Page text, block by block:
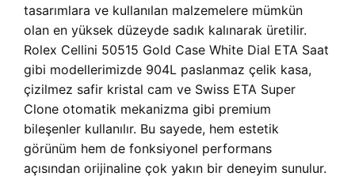
tasarımlara ve kullanılan malzemelere mümkün
olan en yüksek düzeyde sadık kalınarak üretilir.
Rolex Cellini 50515 Gold Case White Dial ETA Saat
gibi modellerimizde 904L paslanmaz çelik kasa,
çizilmez safir kristal cam ve Swiss ETA Super
Clone otomatik mekanizma gibi premium
bileşenler kullanılır. Bu sayede, hem estetik
görünüm hem de fonksiyonel performans
açısından orijinaline çok yakın bir deneyim sunulur.